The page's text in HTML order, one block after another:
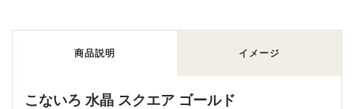
商品説明 イメージ
こないろ 水晶 スクエア ゴールド